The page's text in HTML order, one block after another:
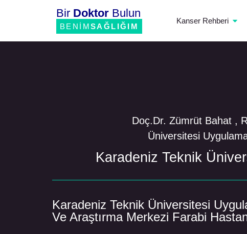
Bir Doktor Bulun
BENİMSAĞLIĞIM
Kanser Rehberi
Doç.Dr. Zümrüt Bahat ,
Üniversitesi
Karadeniz Teknik
Karadeniz Teknik Üniversitesi
Ve Araştırma Merkezi Farabi